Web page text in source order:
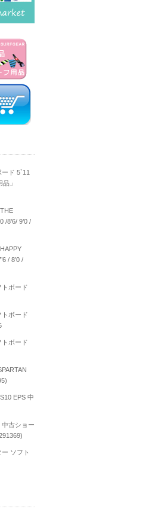
ド 5`11
」
/8’6/ 9’0 /
/ 8’0 /
ボード
ボード
ボード
EPS 中
古ショー
ソフト